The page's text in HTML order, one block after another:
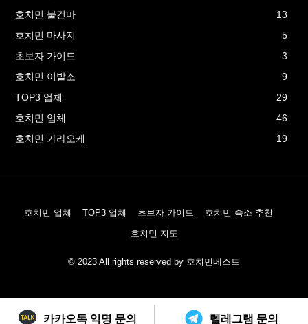
호치민 불건마
13
호치민 마사지
5
초보자 가이드
3
호치민 이발소
9
TOP3 업체
29
호치민 업체
46
호치민 가라오케
19
호치민 업체 TOP3 업체 초보자 가이드
호치민 숙소 추천
호치민 지도
© 2023 All rights reserved by 호치민베스트
카카오톡 익명 문의 텔레그램 문의